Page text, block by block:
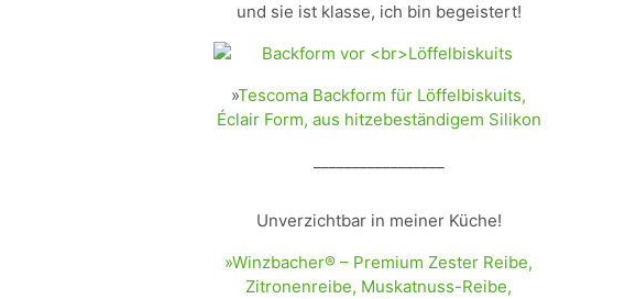
und sie ist klasse, ich bin begeistert!
»Tescoma Backform für Löffelbiskuits,
Éclair Form, aus hitzebeständigem Silikon
Unverzichtbar in meiner Küche!
»Winzbacher® – Premium Zester Reibe,
Zitronenreibe, Muskatnuss-Reibe,